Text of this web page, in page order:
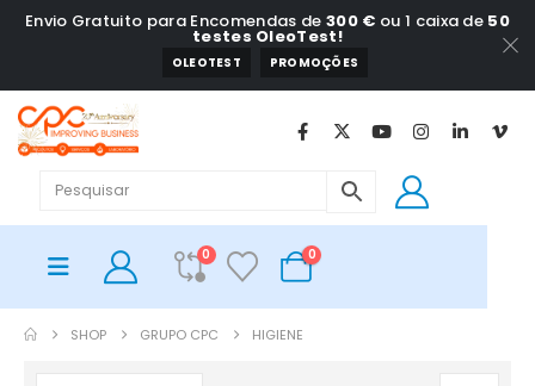
Envio Gratuito para Encomendas de 300 € ou 1 caixa de 50
testes OleoTest!
OLEOTEST PROMOÇÕES
0 0
SHOP GRUPO CPC HIGIENE